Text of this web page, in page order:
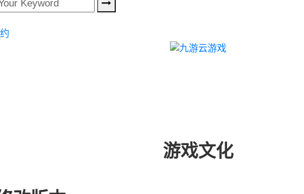
游戏文化